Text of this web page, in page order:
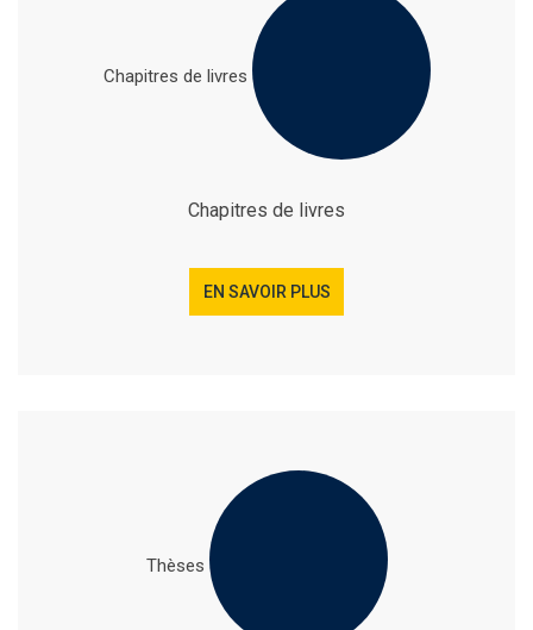
Chapitres de livres
Chapitres de livres
EN SAVOIR PLUS
Thèses